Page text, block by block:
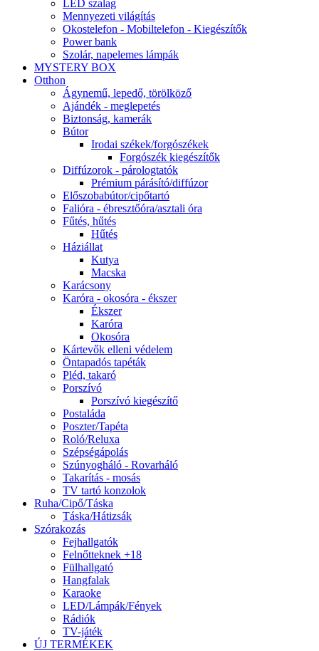
LED szalag
Mennyezeti világítás
Okostelefon - Mobiltelefon - Kiegészítők
Power bank
Szolár, napelemes lámpák
MYSTERY BOX
Otthon
Ágynemű, lepedő, törölköző
Ajándék - meglepetés
Biztonság, kamerák
Bútor
Irodai székek/forgószékek
Forgószék kiegészítők
Diffúzorok - párologtatók
Prémium párásító/diffúzor
Előszobabútor/cipőtartó
Falióra - ébresztőóra/asztali óra
Fűtés, hűtés
Hűtés
Háziállat
Kutya
Macska
Karácsony
Karóra - okosóra - ékszer
Ékszer
Karóra
Okosóra
Kártevők elleni védelem
Öntapadós tapéták
Pléd, takaró
Porszívó
Porszívó kiegészítő
Postaláda
Poszter/Tapéta
Roló/Reluxa
Szépségápolás
Szúnyogháló - Rovarháló
Takarítás - mosás
TV tartó konzolok
Ruha/Cipő/Táska
Táska/Hátizsák
Szórakozás
Fejhallgatók
Felnőtteknek +18
Fülhallgató
Hangfalak
Karaoke
LED/Lámpák/Fények
Rádiók
TV-játék
ÚJ TERMÉKEK